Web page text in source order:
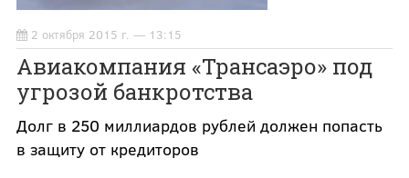
2 октября 2015 г. — 13:15
Авиакомпания «Трансаэро» под
угрозой банкротства
Долг в 250 миллиардов рублей должен попасть
в защиту от кредиторов